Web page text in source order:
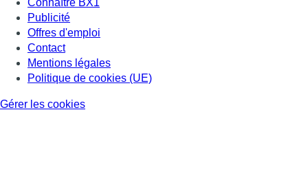
Publicité
Offres d'emploi
Contact
Mentions légales
Politique de cookies (UE)
Gérer les cookies